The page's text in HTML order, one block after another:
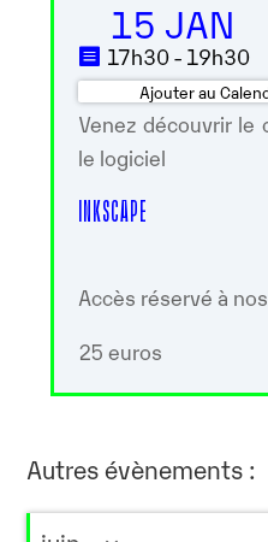
15 JAN
17h30 - 19h30
Ajouter au
Télécharger ICS
Venez découvrir le
le logiciel
INKSCAPE
Accès réservé à
25 euros
Autres évènements :